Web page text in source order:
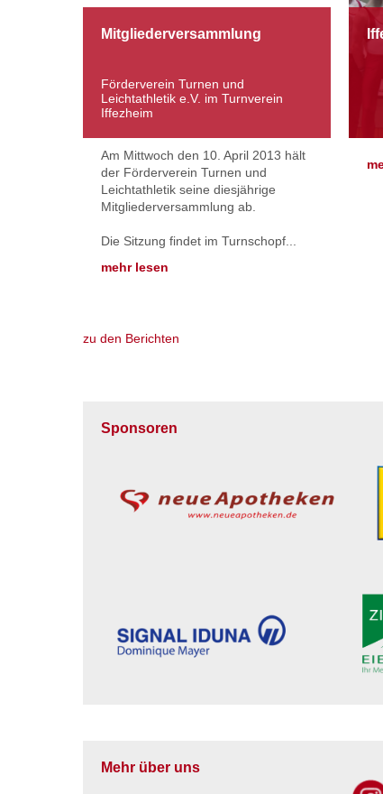
Mitgliederversammlung
Förderverein Turnen und
Leichtathletik e.V. im Turnverein
Iffezheim
Am Mittwoch den 10. April 2013 hält
der Förderverein Turnen und
Leichtathletik seine diesjährige
Mitgliederversammlung ab.
Die Sitzung findet im Turnschopf...
mehr lesen
zu den Berichten
Sponsoren
Mehr über uns